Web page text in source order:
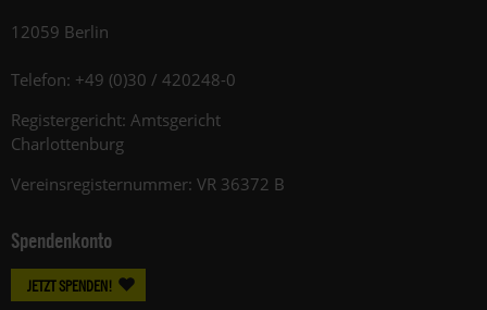
12059 Berlin
Telefon: +49 (0)30 / 420248-0
Registergericht: Amtsgericht
Charlottenburg
Vereinsregisternummer: VR 36372 B
Spendenkonto
JETZT SPENDEN!